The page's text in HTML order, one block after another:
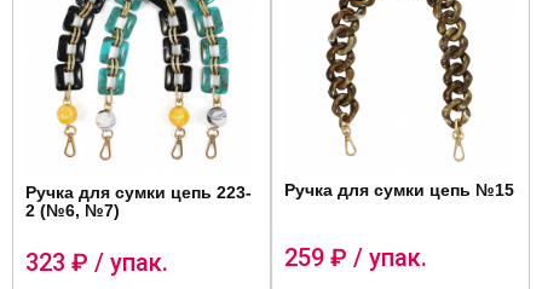
Ручка для сумки цепь 223-
2 (№6, №7)
323 ₽ / упак.
Ручка для сумки цепь №15
259 ₽ / упак.